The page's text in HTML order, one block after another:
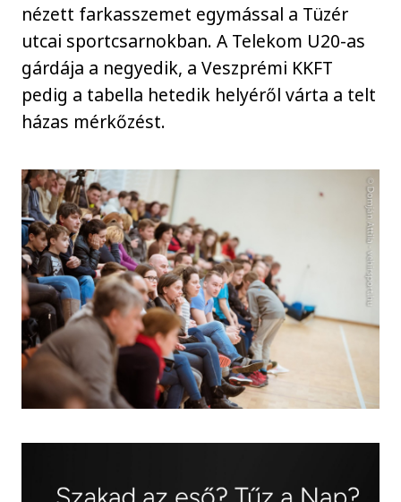
nézett farkasszemet egymással a Tüzér
utcai sportcsarnokban. A Telekom U20-as
gárdája a negyedik, a Veszprémi KKFT
pedig a tabella hetedik helyéről várta a telt
házas mérkőzést.